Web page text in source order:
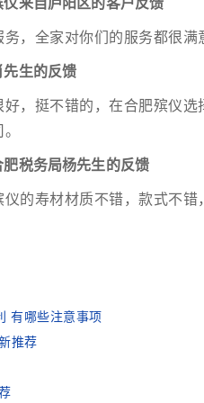
务，全家对你们的服务都很满
先生的反馈
好，挺不错的，在合肥殡仪
肥税务局杨先生的反馈
仪的寿材材质不错，款式不
有哪些注意事项
推荐